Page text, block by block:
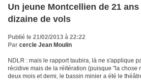
Un jeune Montcellien de 21
dizaine de vols
Publié le 21/02/2013 à 22:22
Par cercle Jean Moulin
NDLR : mais le rapport taubira, là ne s'applique
récidive mais de la réïtération (puisque "la chose
deux mois et demi, le bassin minier a été le